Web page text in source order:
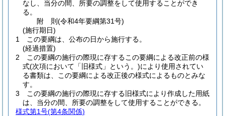
なし、当分の間、所要の調整をして使用することができ
る。
附 則(令和4年要綱第31号)
(施行期日)
1
この要綱は、公布の日から施行する。
(経過措置)
2
この要綱の施行の際現に存するこの要綱による改正前の様
式(次項において「旧様式」という。)により使用されてい
る書類は、この要綱による改正後の様式によるものとみな
す。
3
この要綱の施行の際現に存する旧様式により作成した用紙
は、当分の間、所要の調整をして使用することができる。
様式第1号(第4条関係)